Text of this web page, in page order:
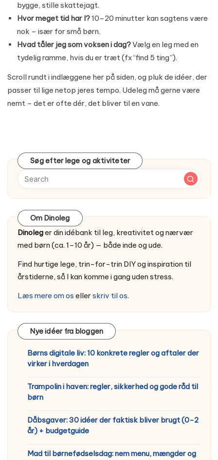
bygge, stille skattejagt.
Hvor meget tid har I?10–20 minutter kan sagtens være
nok – især for små børn.
Hvad tåler jeg som voksen i dag?Vælg en leg med en
tydelig ramme, hvis du er træt (fx “find 5 ting”).
Scroll rundt i indlæggene her på siden, og pluk de idéer, der
passer til lige netop jeres tempo. Udeleg må gerne være
nemt – det er ofte dér, det bliver til en vane.
Søg efter lege og aktiviteter
Om Dinoleg
Dinoleger din idébank til leg, kreativitet og nærvær
med børn (ca. 1–10 år) — både inde og ude.
Find hurtige lege, trin-for-trin DIY og inspiration til
årstiderne, så I kan komme i gang uden stress.
Læs mere om os eller skriv til os.
Nye idéer fra bloggen
Børns digitale liv: 10 konkrete regler og aftaler der
virker i hverdagen
Trampolin i haven: regler, sikkerhed og gode råd til
børn
Dåbsgaver: 30 idéer der faktisk bliver brugt (0-2
år) + budgetguide
Mad til børnefødselsdag: nem menu, mængder og